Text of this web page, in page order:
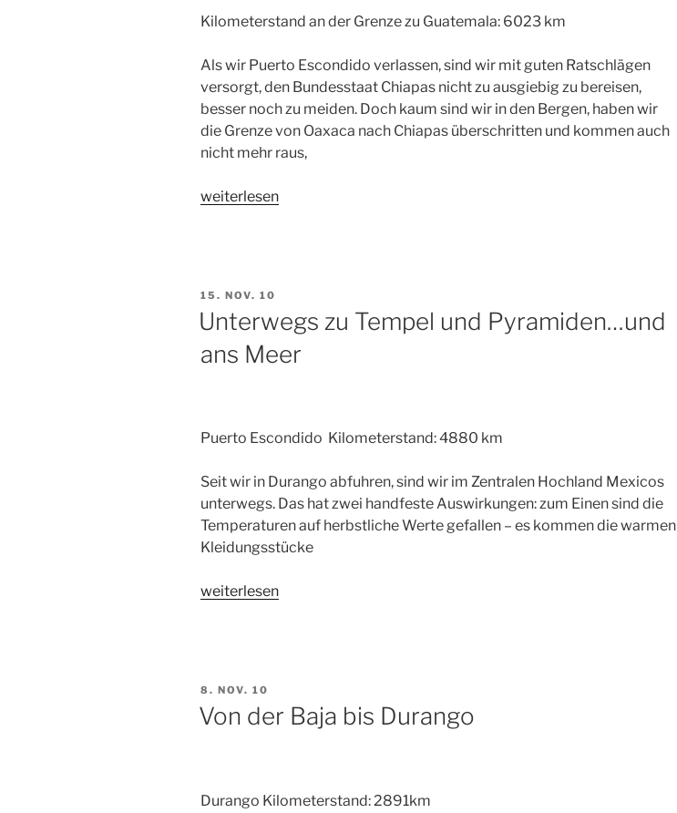
Kilometerstand an der Grenze zu Guatemala: 6023 km
Als wir Puerto Escondido verlassen, sind wir mit guten Ratschlägen
versorgt, den Bundesstaat Chiapas nicht zu ausgiebig zu bereisen,
besser noch zu meiden. Doch kaum sind wir in den Bergen, haben wir
die Grenze von Oaxaca nach Chiapas überschritten und kommen auch
nicht mehr raus,
„Bei
weiterlesen
VERÖFFENTLICHT
AM
15. NOV. 10
Unterwegs zu Tempel und Pyramiden…und
ans Meer
Puerto Escondido Kilometerstand: 4880 km
Seit wir in Durango abfuhren, sind wir im Zentralen Hochland Mexicos
unterwegs. Das hat zwei handfeste Auswirkungen: zum Einen sind die
Temperaturen auf herbstliche Werte gefallen – es kommen die warmen
Kleidungsstücke
„Unterwegs
ans
weiterlesen
VERÖFFENTLICHT
AM
8. NOV. 10
Von der Baja bis Durango
Durango Kilometerstand: 2891km